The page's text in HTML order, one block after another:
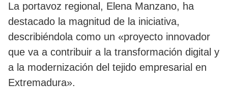
La portavoz regional, Elena Manzano, ha
destacado la magnitud de la iniciativa,
describiéndola como un «proyecto innovador
que va a contribuir a la transformación digital y
a la modernización del tejido empresarial en
Extremadura».